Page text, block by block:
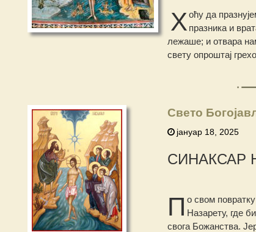
Хоћу да
празника и
лежаше; и отвара
свету опроштај
Свето
јануар 18, 2025
СИНАКСАР
П о свом
Назарету, где
свога Божанства.